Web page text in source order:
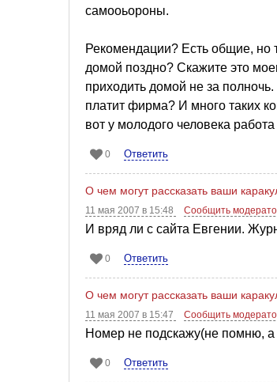
самооьороны.
Рекомендации? Есть общие,
домой поздно? Скажите это
приходить домой не за
платит фирма? И много таких
вот у молодого человека
0 Ответить
О чем могут рассказать ваши
11 мая 2007 в 15:48 Сообщить
И вряд ли с сайта Евгении.
0 Ответить
О чем могут рассказать ваши
11 мая 2007 в 15:47 Сообщить
Номер не подскажу(не помню, а
0 Ответить